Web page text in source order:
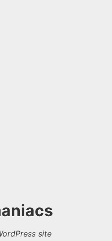
site